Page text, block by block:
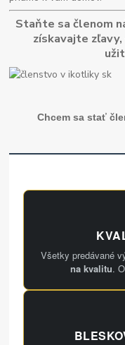
Staňte sa členom
získavajte
Chcem sa stať
Všetky predávané
na kvalitu.